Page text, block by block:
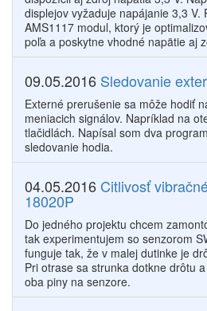
displejov vyžaduje napájanie 3,3 V.
AMS1117 modul, ktorý je
poľa a poskytne vhodné napätie aj
09.05.2016 Sledovanie
Externé prerušenie sa môže hodiť
meniacich signálov. Napríklad na
tlačidlách. Napísal som dva
sledovanie hodia.
04.05.2016 Citlivosť
18020P
Do jedného projektu chcem
tak experimentujem so senzorom
funguje tak, že v malej dutinke je
Pri otrase sa strunka dotkne drôtu
oba piny na senzore.